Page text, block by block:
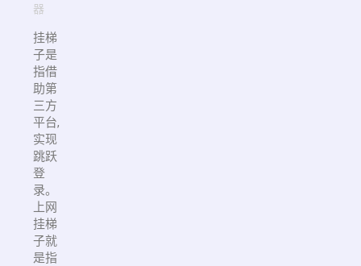
器
挂梯
子是
指借
助第
三方
平台,
实现
跳跃
登
录。
上网
挂梯
子就
是指